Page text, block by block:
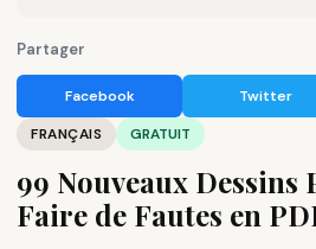
Partager
Facebook Twitter
FRANÇAIS
GRATUIT
99 Nouveaux Dessins
Faire de Fautes en